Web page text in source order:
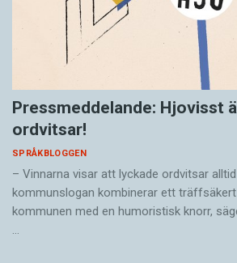
Pressmeddelande: Hjovisst
ordvitsar!
SPRÅKBLOGGEN
– Vinnarna visar att lyckade ordvitsar
kommunslogan kombinerar ett
kommunen med en humoristisk knorr,
…